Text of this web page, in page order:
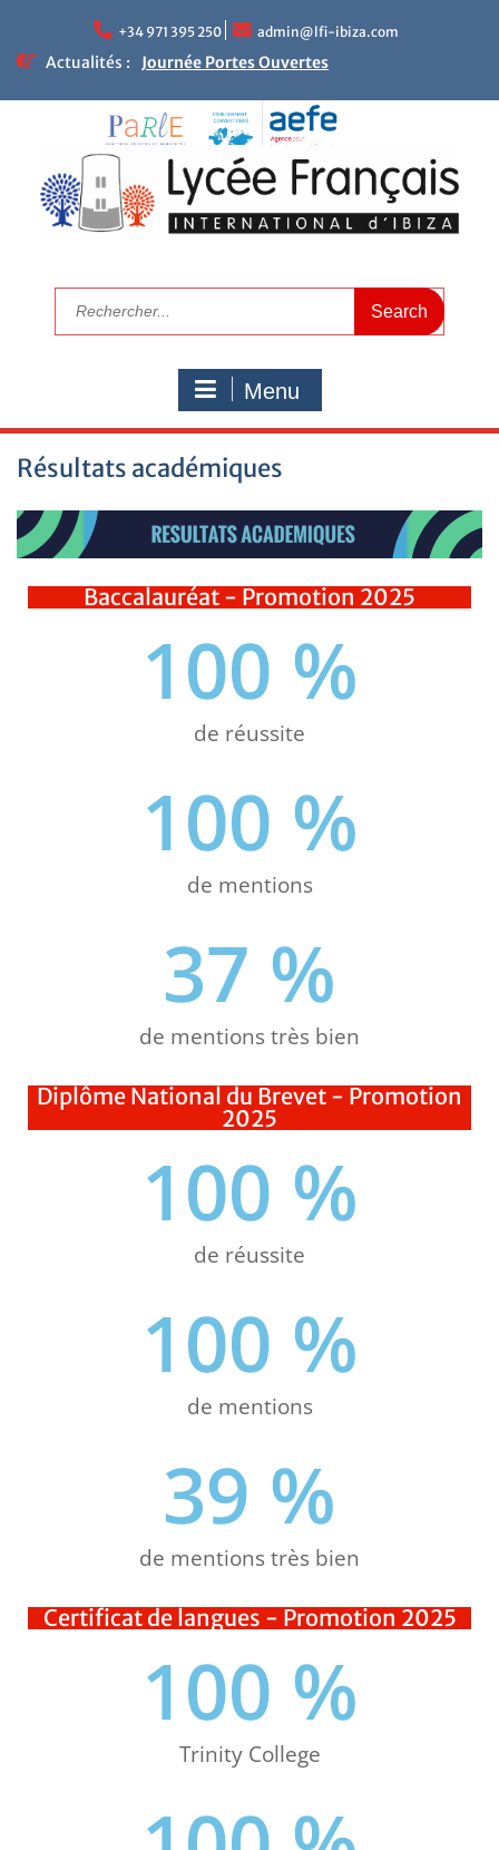
+34 971 395 250 admin@lfi-ibiza.com
Actualités :
Journée Portes Ouvertes
Réunions parents – enseignants
Le mot de la Proviseure
Résultats académiques
Calendrier de rentrée 2025
Calendrier scolaire
Visitez le LFI
Menu
Résultats académiques
Baccalauréat - Promotion 2025
de réussite
100 %
de mentions
100 %
de mentions très bien
37 %
Diplôme National du Brevet - Promotion
2025
de réussite
100 %
de mentions
100 %
de mentions très bien
39 %
Certificat de langues - Promotion 2025
Trinity College
100 %